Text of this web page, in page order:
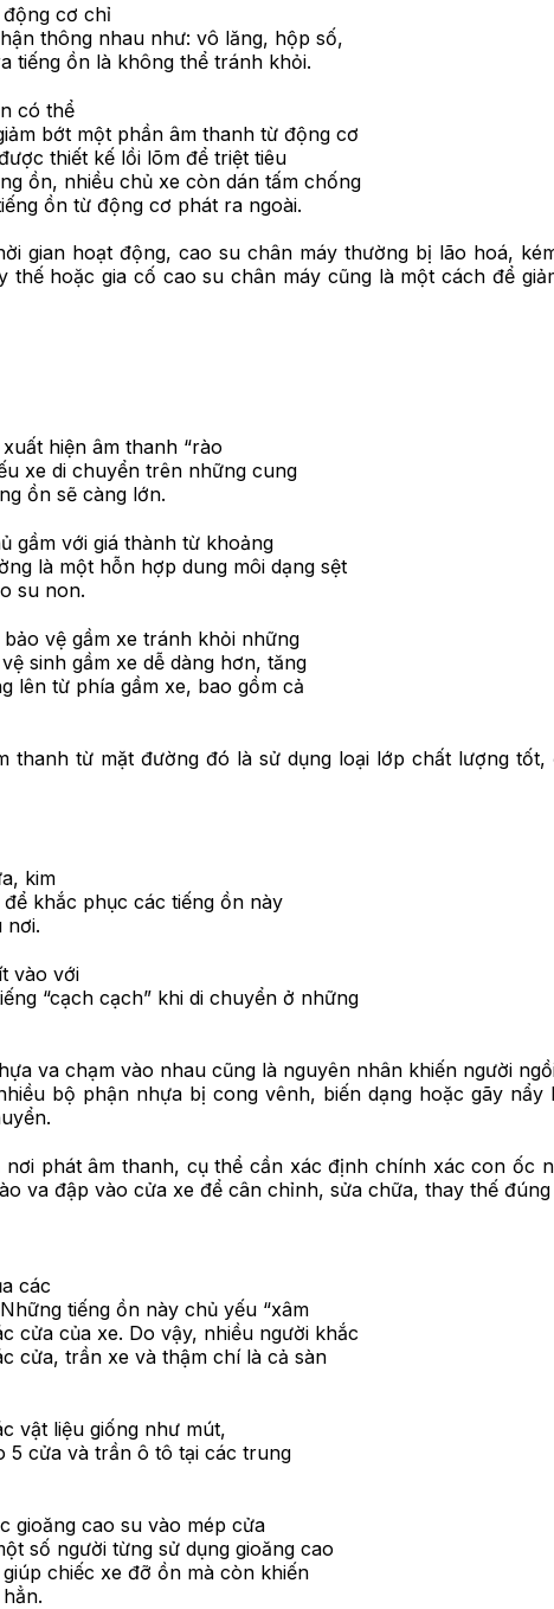
cơ chỉ
thông nhau như: vô lăng, hộp số,
tiếng ồn là không thể tránh khỏi.
có thể
bớt một phần âm thanh từ động cơ
thiết kế lồi lõm để triệt tiêu
ồn, nhiều chủ xe còn dán tấm chống
ồn từ động cơ phát ra ngoài.
gian hoạt động, cao su chân máy thường bị lão hoá,
hoặc gia cố cao su chân máy cũng là một cách để
hiện âm thanh “rào
xe di chuyển trên những cung
ồn sẽ càng lớn.
gầm với giá thành từ khoảng
là một hỗn hợp dung môi dạng sệt
su non.
vệ gầm xe tránh khỏi những
sinh gầm xe dễ dàng hơn, tăng
lên từ phía gầm xe, bao gồm cả
thanh từ mặt đường đó là sử dụng loại lớp chất lượng tốt,
kim
khắc phục các tiếng ồn này
nơi.
vào với
“cạch cạch” khi di chuyển ở những
va chạm vào nhau cũng là nguyên nhân khiến người
bộ phận nhựa bị cong vênh, biến dạng hoặc gãy nẩy
phát âm thanh, cụ thể cần xác định chính xác con ốc
va đập vào cửa xe để cân chỉnh, sửa chữa, thay thế
các
tiếng ồn này chủ yếu “xâm
cửa của xe. Do vậy, nhiều người khắc
cửa, trần xe và thậm chí là cả sàn
vật liệu giống như mút,
5 cửa và trần ô tô tại các trung
gioăng cao su vào mép cửa
số người từng sử dụng gioăng cao
chiếc xe đỡ ồn mà còn khiến